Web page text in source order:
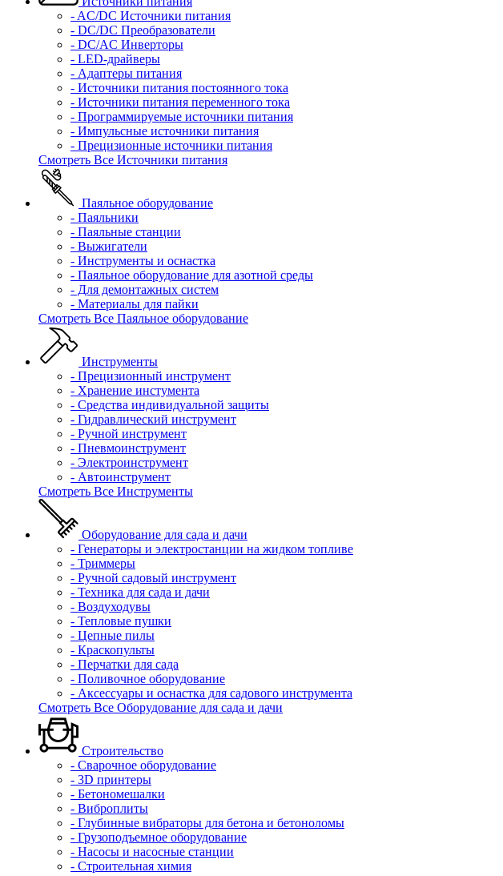
- AC/DC Источники питания
- DC/DC Преобразователи
- DC/AC Инверторы
- LED-драйверы
- Адаптеры питания
- Источники питания постоянного тока
- Источники питания переменного тока
- Программируемые источники питания
- Импульсные источники питания
- Прецизионные источники питания
Смотреть Все Источники питания
Паяльное оборудование
- Паяльники
- Паяльные станции
- Выжигатели
- Инструменты и оснастка
- Паяльное оборудование для азотной среды
- Для демонтажных систем
- Материалы для пайки
Смотреть Все Паяльное оборудование
Инструменты
- Прецизионный инструмент
- Хранение инстумента
- Средства индивидуальной защиты
- Гидравлический инструмент
- Ручной инструмент
- Пневмоинструмент
- Электроинструмент
- Автоинструмент
Смотреть Все Инструменты
Оборудование для сада и дачи
- Генераторы и электростанции на жидком топливе
- Триммеры
- Ручной садовый инструмент
- Техника для сада и дачи
- Воздуходувы
- Тепловые пушки
- Цепные пилы
- Краскопульты
- Перчатки для сада
- Поливочное оборудование
- Аксессуары и оснастка для садового инструмента
Смотреть Все Оборудование для сада и дачи
Строительство
- Сварочное оборудование
- 3D принтеры
- Бетономешалки
- Виброплиты
- Глубинные вибраторы для бетона и бетоноломы
- Грузоподъемное оборудование
- Насосы и насосные станции
- Строительная химия